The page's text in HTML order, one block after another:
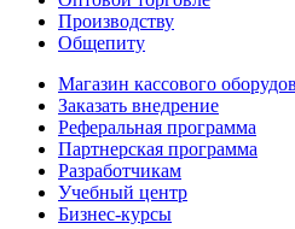
Производству
Общепиту
Магазин кассового
Заказать внедрение
Реферальная программа
Партнерская программа
Разработчикам
Учебный центр
Бизнес‑курсы